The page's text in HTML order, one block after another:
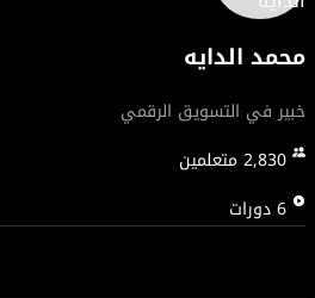
محمد الدايه
خبير في التسويق الرقمي
2,830متعلمين
6دورات